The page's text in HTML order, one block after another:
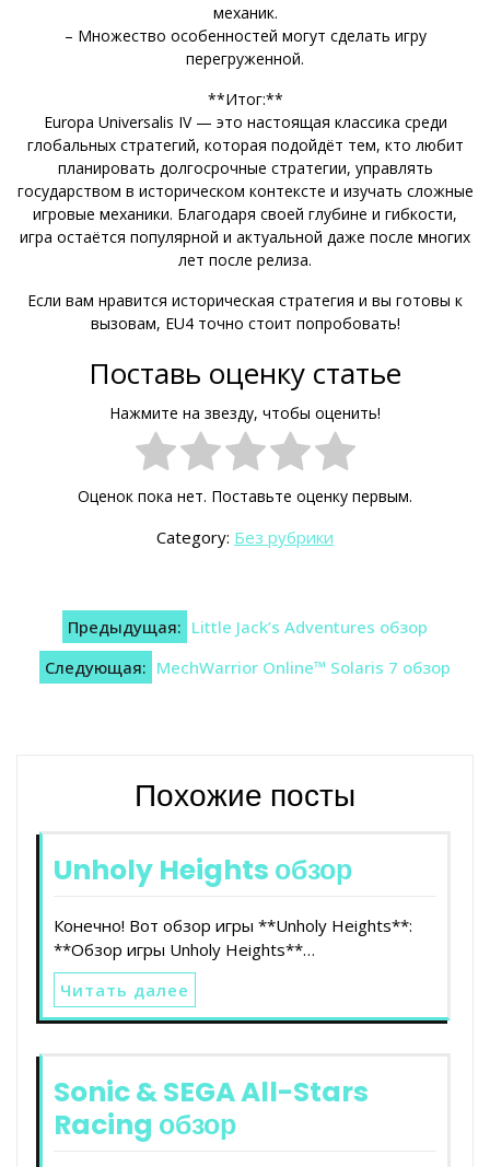
механик.
– Множество особенностей могут сделать игру
перегруженной.
**Итог:**
Europa Universalis IV — это настоящая классика среди
глобальных стратегий, которая подойдёт тем, кто любит
планировать долгосрочные стратегии, управлять
государством в историческом контексте и изучать сложные
игровые механики. Благодаря своей глубине и гибкости,
игра остаётся популярной и актуальной даже после многих
лет после релиза.
Если вам нравится историческая стратегия и вы готовы к
вызовам, EU4 точно стоит попробовать!
Поставь оценку статье
Нажмите на звезду, чтобы оценить!
Оценок пока нет. Поставьте оценку первым.
Category: Без рубрики
Навигация
по
записям
Предыдущая: Little Jack’s Adventures обзор
Следующая: MechWarrior Online™ Solaris 7 обзор
Похожие посты
Unholy Heights обзор
Конечно! Вот обзор игры **Unholy Heights**:
**Обзор игры Unholy Heights**…
Читать далее
Sonic & SEGA All-Stars
Racing обзор